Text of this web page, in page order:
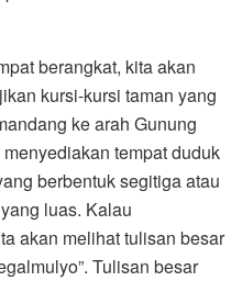
berangkat, kita akan
kursi-kursi taman yang
ke arah Gunung
tempat duduk
berbentuk segitiga atau
luas. Kalau
akan melihat tulisan besar
Tulisan besar